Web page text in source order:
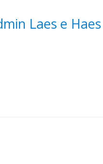
Laes e Haes